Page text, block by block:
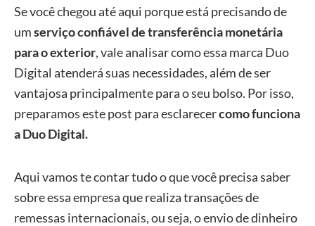
Se você chegou até aqui porque está precisando de
umserviço confiável de transferência monetária
para o exterior, vale analisar como essa marca Duo
Digital atenderá suas necessidades, além de ser
vantajosa principalmente para o seu bolso. Por isso,
preparamos este post para esclarecercomo funciona
a Duo Digital.
Aqui vamos te contar tudo o que você precisa saber
sobre essa empresa que realiza transações de
remessas internacionais, ou seja, o envio de dinheiro